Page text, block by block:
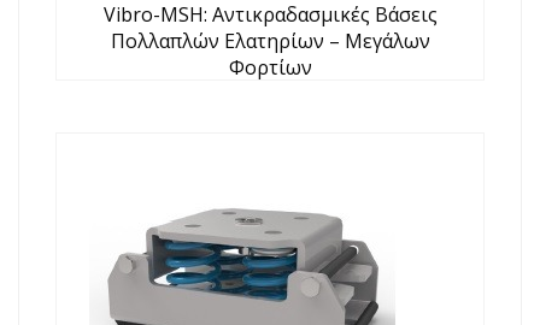
Vibro-MSH: Αντικραδασμικές Βάσεις
Πολλαπλών Ελατηρίων – Μεγάλων
Φορτίων